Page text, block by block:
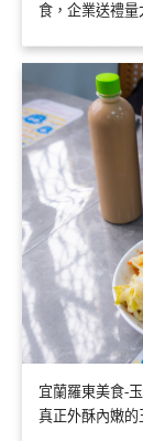
食，企業送禮量
宜蘭羅東美食-
真正外酥內嫩的